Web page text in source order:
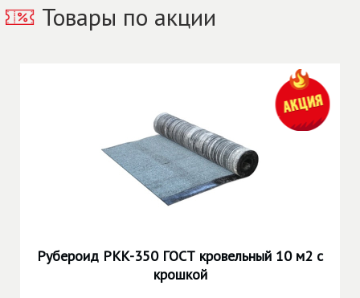
Товары по акции
Рубероид РКК-350 ГОСТ кровельный 10 м2 с
крошкой